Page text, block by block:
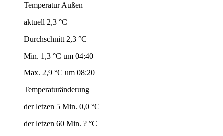
Temperatur Außen
aktuell 2,3 °C
Durchschnitt 2,3 °C
Min. 1,3 °C um 04:40
Max. 2,9 °C um 08:20
Temperaturänderung
der letzen 5 Min. 0,0 °C
der letzen 60 Min. ? °C